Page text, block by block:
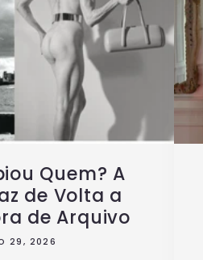
Quem? A
de Volta a
de Arquivo
29, 2026